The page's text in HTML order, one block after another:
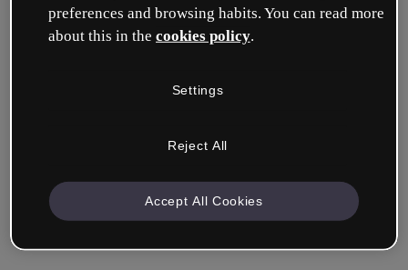
Mit Google anmelden
Angemeldet bleiben Hast du dein Passwort vergessen?
preferences and browsing habits. You can read more
about this in the cookies policy.
Settings
Reject All
Accept All Cookies